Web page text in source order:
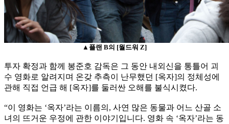
▲플랜 B의 [월드워 Z]
투자 확정과 함께 봉준호 감독은 그 동안 내외신을 통틀어 괴
수 영화로 알려지며 온갖 추측이 난무했던 [옥자]의 정체성에
관해 직접 언급 해 [옥자]를 둘러싼 오해를 불식시켰다.
“이 영화는 ‘옥자’라는 이름의, 사연 많은 동물과 어느 산골 소
녀의 뜨거운 우정에 관한 이야기입니다. 영화 속 ‘옥자’라는 동